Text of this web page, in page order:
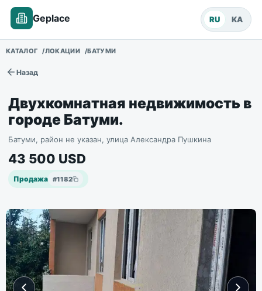
Geplace RU KA
КАТАЛОГ ЛОКАЦИИ БАТУМИ
Назад
Двухкомнатная недвижимость в
городе Батуми.
Батуми, район не указан, улица Александра Пушкина
43 500 USD
Продажа #1182